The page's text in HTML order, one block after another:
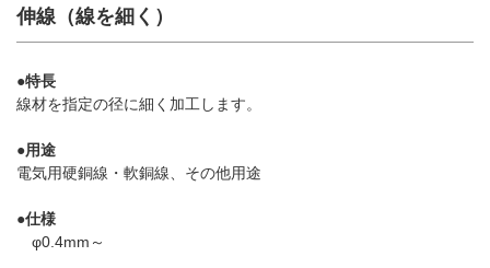
伸線（線を細く）
●特長
線材を指定の径に細く加工します。
●用途
電気用硬銅線・軟銅線、その他用途
●仕様
φ0.4mm～